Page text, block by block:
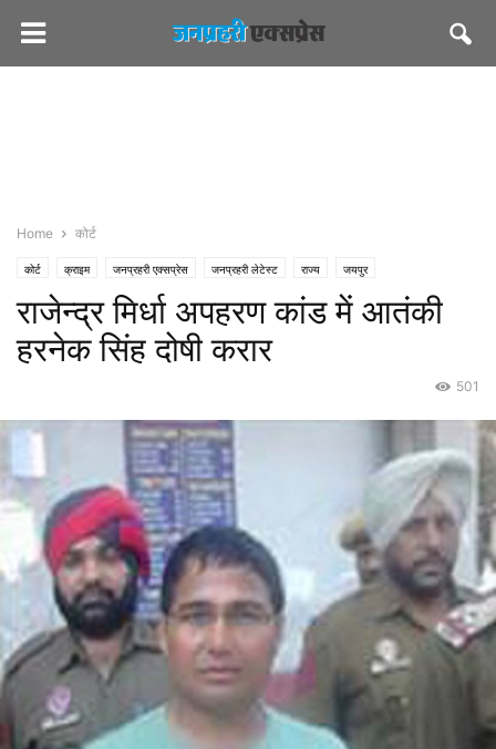
Home कोर्ट
कोर्ट क्राइम जनप्रहरी एक्सप्रेस जनप्रहरी लेटेस्ट राज्य जयपुर
राजेन्द्र मिर्धा अपहरण कांड में आतंकी
हरनेक सिंह दोषी करार
501